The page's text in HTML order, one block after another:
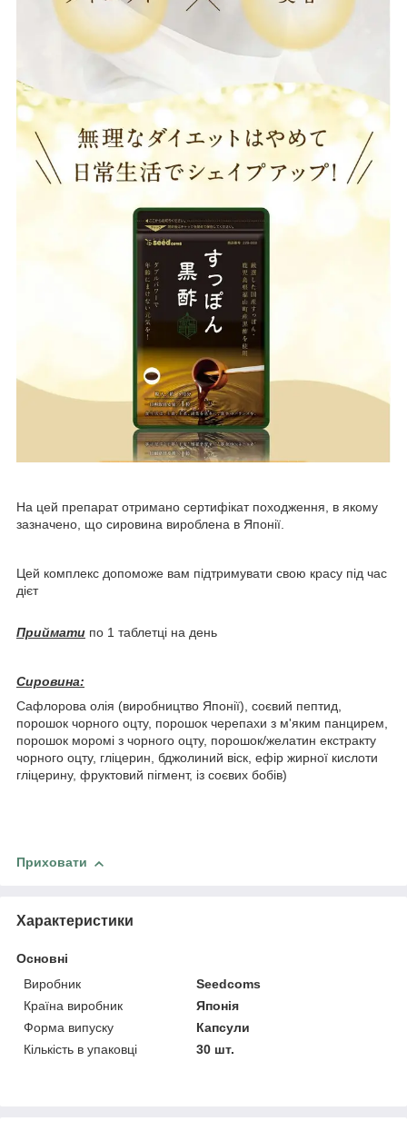
На цей препарат отримано сертифікат походження, в якому
зазначено, що сировина вироблена в Японії.
Цей комплекс допоможе вам підтримувати свою красу під час
дієт
Приймати по 1 таблетці на день
Сировина:
Сафлорова олія (виробництво Японії), соєвий пептид,
порошок чорного оцту, порошок черепахи з м'яким панцирем,
порошок моромі з чорного оцту, порошок/желатин екстракту
чорного оцту, гліцерин, бджолиний віск, ефір жирної кислоти
гліцерину, фруктовий пігмент, із соєвих бобів)
Приховати
Характеристики
Основні
Виробник
Seedcoms
Країна виробник
Японія
Форма випуску
Капсули
Кількість в упаковці
30 шт.